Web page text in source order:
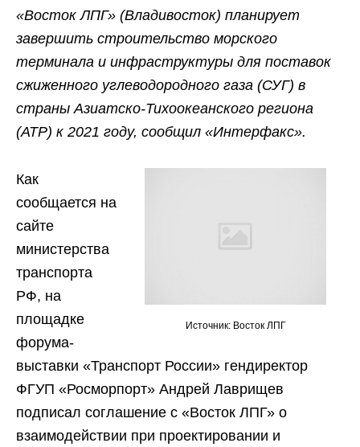
«Восток ЛПГ» (Владивосток) планирует
завершить строительство морского
терминала и инфраструктуры для поставок
сжиженного углеводородного газа (СУГ) в
страны Азиатско-Тихоокеанского региона
(АТР) к 2021 году, сообщил «Интерфакс».
Источник: Восток ЛПГ
Как
сообщается на
сайте
министерства
транспорта
РФ, на
площадке
форума-
выставки «Транспорт России» гендиректор
ФГУП «Росморпорт» Андрей Лаврищев
подписал соглашение с «Восток ЛПГ» о
взаимодействии при проектировании и